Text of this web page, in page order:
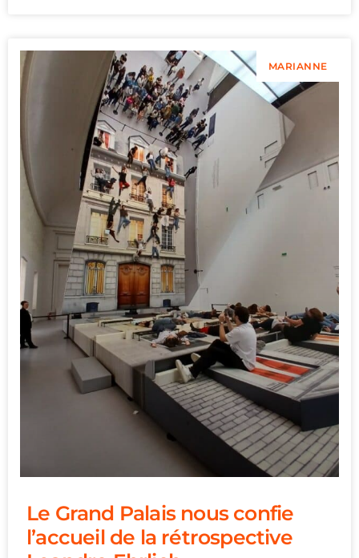
MARIANNE
Le Grand Palais nous confie
l’accueil de la rétrospective